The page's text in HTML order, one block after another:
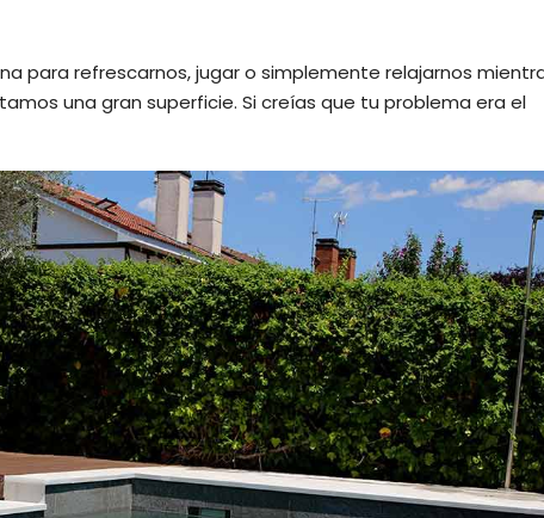
para refrescarnos, jugar o simplemente relajarnos
una gran superficie. Si creías que tu problema era el